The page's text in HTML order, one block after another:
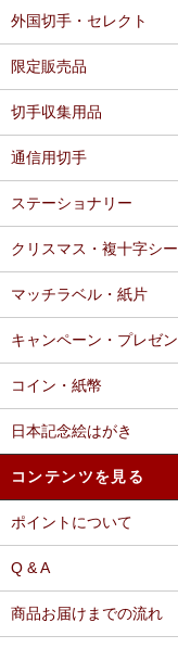
外国切手・セレクト
限定販売品
切手収集用品
通信用切手
ステーショナリー
クリスマス・複十字シ
マッチラベル・紙片
キャンペーン・プレゼン
コイン・紙幣
日本記念絵はがき
コンテンツを見る
ポイントについて
Q & A
商品お届けまでの流れ